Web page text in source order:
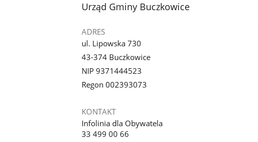
stopka
Urząd Gminy Buczkowice
ADRES
ul. Lipowska 730
43-374 Buczkowice
NIP 9371444523
Regon 002393073
KONTAKT
Infolinia dla Obywatela
33 499 00 66